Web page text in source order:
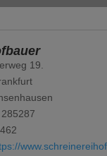
19.